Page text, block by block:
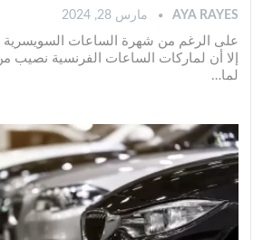
AYA RAYES مارس 28, 2024
على الرغم من شهرة الساعات السويسرية
إلا أن لماركات الساعات الفرنسية نصيب
لما…